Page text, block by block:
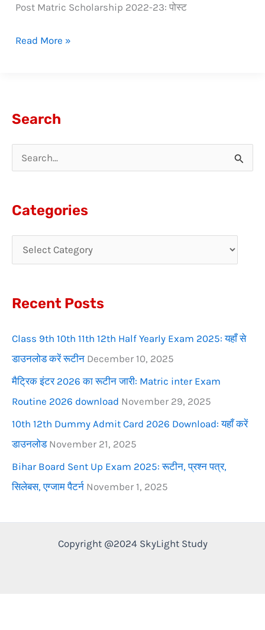
Post Matric Scholarship 2022-23: पोस्ट
Read More »
Search
h
o
:
Categories
Recent Posts
Class 9th 10th 11th 12th Half Yearly Exam 2025: यहाँ से
डाउनलोड करें रूटीन December 10, 2025
मैट्रिक इंटर 2026 का रूटीन जारी: Matric inter Exam
Routine 2026 download November 29, 2025
10th 12th Dummy Admit Card 2026 Download: यहाँ करें
डाउनलोड November 21, 2025
Bihar Board Sent Up Exam 2025: रूटीन, प्रश्न पत्र,
सिलेबस, एग्जाम पैटर्न November 1, 2025
Copyright @2024 SkyLight Study